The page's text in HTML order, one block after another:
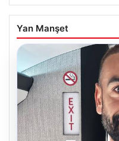
Yan Manşet